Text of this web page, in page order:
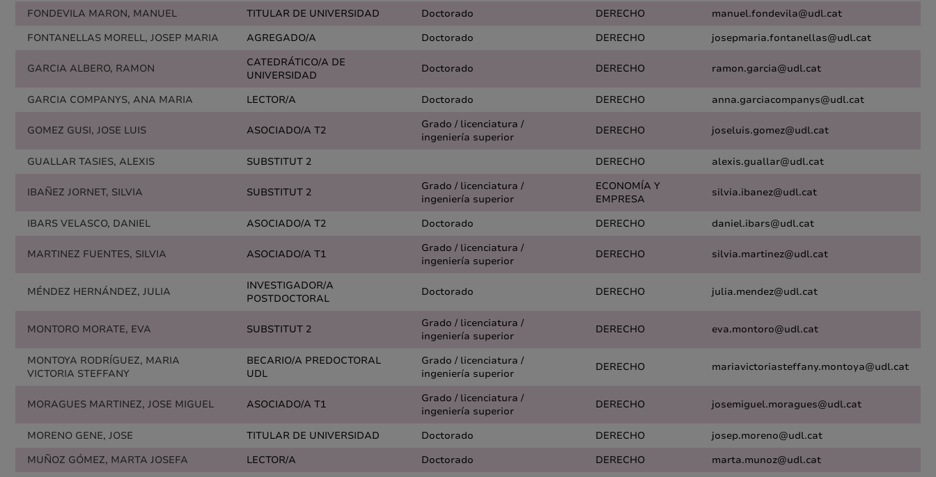
FONDEVILA MARON, MANUEL TITULAR DE UNIVERSIDAD Doctorado DERECHO
manuel.fondevila@udl.cat
FONTANELLAS MORELL, JOSEP MARIA
AGREGADO/A Doctorado DERECHO josepmaria.fontanellas@udl.cat
GARCIA ALBERO, RAMON
CATEDRÁTICO/A DE
UNIVERSIDAD
Doctorado DERECHO ramon.garcia@udl.cat
GARCIA COMPANYS, ANA MARIA LECTOR/A Doctorado DERECHO anna.garciacompanys@udl.cat
GOMEZ GUSI, JOSE LUIS ASOCIADO/A T2
Grado / licenciatura /
ingeniería superior
DERECHO joseluis.gomez@udl.cat
GUALLAR TASIES, ALEXIS SUBSTITUT 2 DERECHO alexis.guallar@udl.cat
IBAÑEZ JORNET, SILVIA SUBSTITUT 2
Grado / licenciatura /
ingeniería superior
ECONOMÍA Y
EMPRESA
silvia.ibanez@udl.cat
IBARS VELASCO, DANIEL ASOCIADO/A T2 Doctorado DERECHO daniel.ibars@udl.cat
MARTINEZ FUENTES, SILVIA ASOCIADO/A T1
Grado / licenciatura /
ingeniería superior
DERECHO silvia.martinez@udl.cat
MÉNDEZ HERNÁNDEZ, JULIA
INVESTIGADOR/A
POSTDOCTORAL
Doctorado DERECHO julia.mendez@udl.cat
MONTORO MORATE, EVA SUBSTITUT 2
Grado / licenciatura /
ingeniería superior
DERECHO eva.montoro@udl.cat
MONTOYA RODRÍGUEZ, MARIA
VICTORIA STEFFANY
BECARIO/A PREDOCTORAL
UDL
Grado / licenciatura /
ingeniería superior
DERECHO mariavictoriasteffany.montoya@udl.cat
MORAGUES MARTINEZ, JOSE MIGUEL ASOCIADO/A T1
Grado / licenciatura /
ingeniería superior
DERECHO josemiguel.moragues@udl.cat
MORENO GENE, JOSE TITULAR DE UNIVERSIDAD Doctorado DERECHO
josep.moreno@udl.cat
MUÑOZ GÓMEZ, MARTA JOSEFA
LECTOR/A Doctorado DERECHO marta.munoz@udl.cat